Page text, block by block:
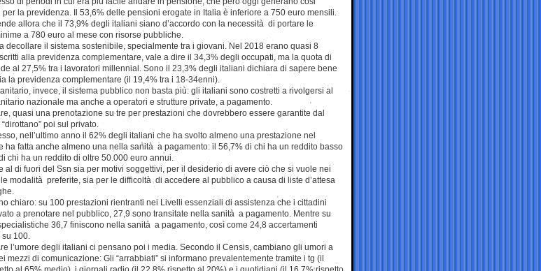
per la previdenza. Il 53,6% delle pensioni erogate in Italia è inferiore a 750 euro mensili.
allora che il 73,9% degli italiani siano d’accordo con la necessità di portare le
a 780 euro al mese con risorse pubbliche.
decollare il sistema sostenibile, specialmente tra i giovani. Nel 2018 erano quasi 8
alla previdenza complementare, vale a dire il 34,3% degli occupati, ma la quota di
al 27,5% tra i lavoratori millennial. Sono il 23,3% degli italiani dichiara di sapere bene
la previdenza complementare (il 19,4% tra i 18-34enni).
invece, il sistema pubblico non basta più: gli italiani sono costretti a rivolgersi al
nazionale ma anche a operatori e strutture private, a pagamento.
quasi una prenotazione su tre per prestazioni che dovrebbero essere garantite dal
poi sul privato.
nell’ultimo anno il 62% degli italiani che ha svolto almeno una prestazione nel
ha fatta anche almeno una nella sanità a pagamento: il 56,7% di chi ha un reddito basso
chi ha un reddito di oltre 50.000 euro annui.
al di fuori del Ssn sia per motivi soggettivi, per il desiderio di avere ciò che si vuole nei
modalità preferite, sia per le difficoltà di accedere al pubblico a causa di liste d’attesa
chiaro: su 100 prestazioni rientranti nei Livelli essenziali di assistenza che i cittadini
a prenotare nel pubblico, 27,9 sono transitate nella sanità a pagamento. Mentre su
36,7 finiscono nella sanità a pagamento, così come 24,8 accertamenti
100.
l’umore degli italiani ci pensano poi i media. Secondo il Censis, cambiano gli umori a
mezzi di comunicazione: Gli “arrabbiati” si informano prevalentemente tramite i tg (il